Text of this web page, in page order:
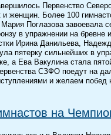
Первенство
женщин. Более 100
Поглазова завоевала
в упражнении на бревне
Ирина Данильева,
пятерку сильнейших в
а Ева Вакулина стала
СЗФО поедут на
и желаем побед
на